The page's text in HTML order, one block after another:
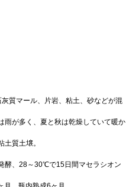
質マール、片岩、粘土、砂などが混
が多く、夏と秋は乾燥していて暖か
質土壌。
酵、28～30℃で15日間マセラシオン